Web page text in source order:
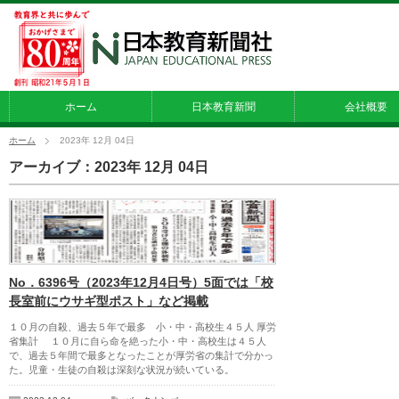
ホーム 日本教育新聞 会社概要
ホーム 2023年 12月 04日
アーカイブ：2023年 12月 04日
No．6396号（2023年12月4日号）5面では「校
長室前にウサギ型ポスト」など掲載
１０月の自殺、過去５年で最多 小・中・高校生４５人 厚労
省集計 １０月に自ら命を絶った小・中・高校生は４５人
で、過去５年間で最多となったことが厚労省の集計で分かっ
た。児童・生徒の自殺は深刻な状況が続いている。